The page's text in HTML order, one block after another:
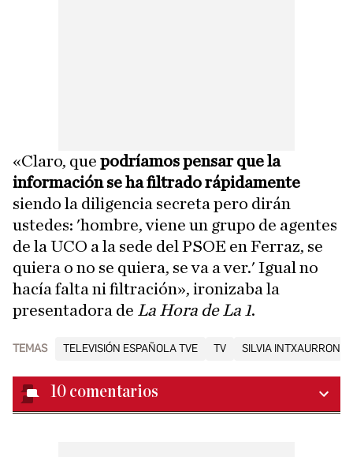
«Claro, que podríamos pensar que la
información se ha filtrado rápidamente
siendo la diligencia secreta pero dirán
ustedes: 'hombre, viene un grupo de agentes
de la UCO a la sede del PSOE en Ferraz, se
quiera o no se quiera, se va a ver.' Igual no
hacía falta ni filtración», ironizaba la
presentadora de La Hora de La 1.
TEMAS TELEVISIÓN ESPAÑOLA TVE TV SILVIA
10 comentarios